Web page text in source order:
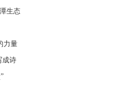
生态
力量
成诗